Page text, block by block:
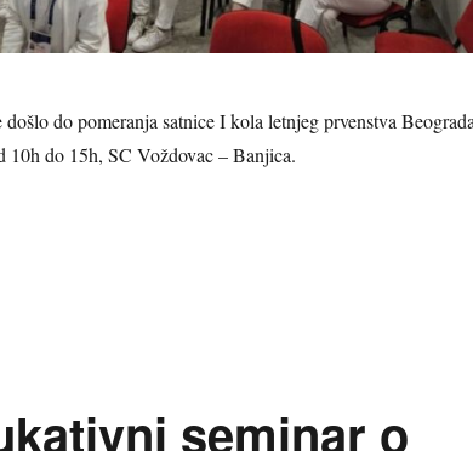
došlo do pomeranja satnice I kola letnjeg prvenstva
10h do 15h, SC Voždovac – Banjica.
satnice edukativnog seminara za plivačke sudije u
seminar o